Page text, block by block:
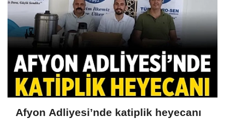
Afyon Adliyesi’nde katiplik heyecanı